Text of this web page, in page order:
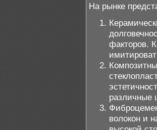
На рынке
факторов.
различные
волокон и